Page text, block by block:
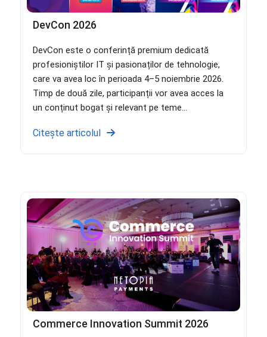
DevCon 2026
DevCon este o conferință premium dedicată
profesioniștilor IT și pasionaților de tehnologie,
care va avea loc în perioada 4–5 noiembrie 2026.
Timp de două zile, participanții vor avea acces la
un conținut bogat și relevant pe teme...
Citește articolul
Commerce Innovation Summit 2026